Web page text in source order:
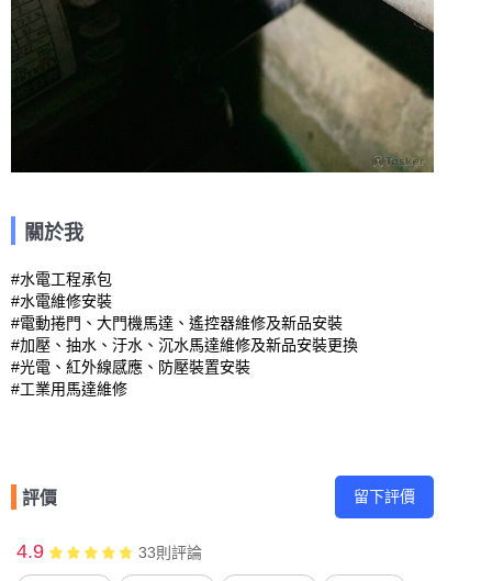
關於我
#水電工程承包
#水電維修安裝
#電動捲門、大門機馬達、遙控器維修及新品安裝
#加壓、抽水、汙水、沉水馬達維修及新品安裝更換
#光電、紅外線感應、防壓裝置安裝
#工業用馬達維修
評價 留下評價
4.9 33則評論